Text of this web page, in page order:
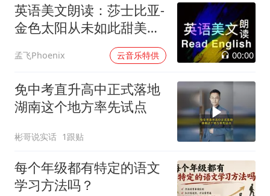
英语美文朗读：莎士比亚-
金色太阳从未如此甜美吻
孟飞Phoenix 云音乐特供 00:00
免中考直升高中正式落地
湖南这个地方率先试点
彬哥说实话 1跟贴
每个年级都有特定的语文
学习方法吗？